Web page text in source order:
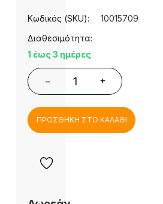
Κωδικός (SKU):
10015709
Διαθεσιμότητα:
1 έως 3 ημέρες
− +
ΠΡΟΣΘΗΚΗ ΣΤΟ ΚΑΛΑΘΙ